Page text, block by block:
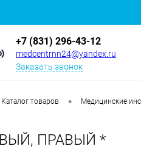
+7 (831) 296-43-12
medcentrnn24@yandex.ru
Заказать звонок
Каталог товаров • Медицинские
ПРАВЫЙ *